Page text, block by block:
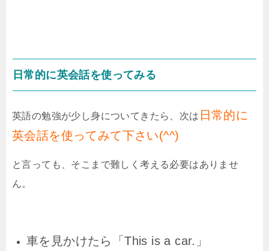
日常的に英会話を使ってみる
英語の勉強が少し身についてきたら、次は 日常的に
英会話を使ってみて下さい(^^)
と言っても、そこまで難しく考える必要はありませ
ん。
車を見かけたら「This is a car.」